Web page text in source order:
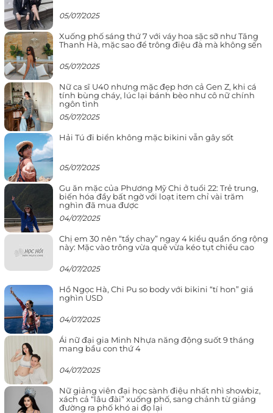
05/07/2025
Xuống phố sáng thứ 7 với váy hoa sặc sỡ như Tăng
Thanh Hà, mặc sao để trông điệu đà mà không sến
05/07/2025
Nữ ca sĩ U40 nhưng mặc đẹp hơn cả Gen Z, khi cá
tính bùng cháy, lúc lại bánh bèo như cô nữ chính
ngôn tình
05/07/2025
Hải Tú đi biển không mặc bikini vẫn gây sốt
05/07/2025
Gu ăn mặc của Phương Mỹ Chi ở tuổi 22: Trẻ trung,
biến hóa đầy bất ngờ với loạt item chỉ vài trăm
nghìn đã mua được
04/07/2025
Chị em 30 nên “tẩy chay” ngay 4 kiểu quần ống rộng
này: Mặc vào trông vừa quê vừa kéo tụt chiều cao
04/07/2025
Hồ Ngọc Hà, Chi Pu so body với bikini “tí hon” giá
nghìn USD
04/07/2025
Ái nữ đại gia Minh Nhựa năng động suốt 9 tháng
mang bầu con thứ 4
04/07/2025
Nữ giảng viên đại học sành điệu nhất nhì showbiz,
xách cả “lâu đài” xuống phố, sang chảnh từ giảng
đường ra phố khó ai đọ lại